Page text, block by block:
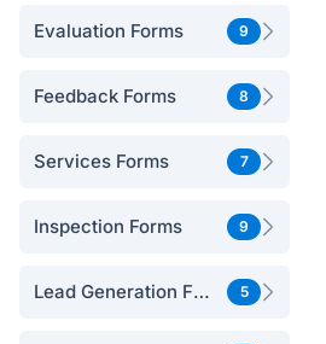
Evaluation Forms 9
Feedback Forms 8
Services Forms 7
Inspection Forms 9
Lead Generation Forms 5